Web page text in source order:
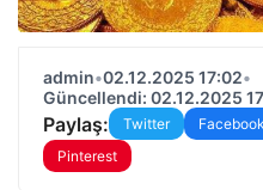
admin•02.12.2025 17:02•
Güncellendi: 02.12.2025
Paylaş: Twitter Facebook
Pinterest